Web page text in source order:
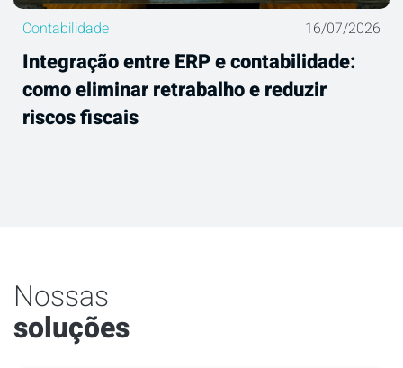
Contabilidade 16/07/2026
Integração entre ERP e contabilidade:
como eliminar retrabalho e reduzir
riscos fiscais
Nossas
soluções